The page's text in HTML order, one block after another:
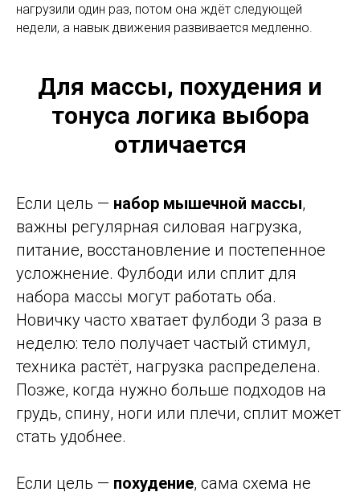
нагрузили один раз, потом она ждёт следующей
недели, а навык движения развивается медленно.
Для массы, похудения и
тонуса логика выбора
отличается
Если цель — набор мышечной массы,
важны регулярная силовая нагрузка,
питание, восстановление и постепенное
усложнение. Фулбоди или сплит для
набора массы могут работать оба.
Новичку часто хватает фулбоди 3 раза в
неделю: тело получает частый стимул,
техника растёт, нагрузка распределена.
Позже, когда нужно больше подходов на
грудь, спину, ноги или плечи, сплит может
стать удобнее.
Если цель — похудение, сама схема не